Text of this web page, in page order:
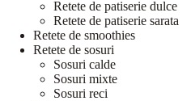
Retete de patiserie dulce
Retete de patiserie sarata
Retete de smoothies
Retete de sosuri
Sosuri calde
Sosuri mixte
Sosuri reci